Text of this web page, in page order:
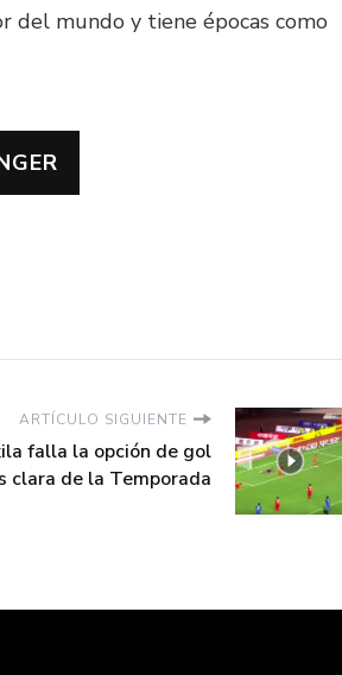
del mundo y tiene épocas como
ARTÍCULO SIGUIENTE
falla la opción de gol
clara de la Temporada